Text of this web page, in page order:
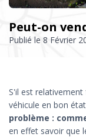
Peut-on
Publié le 8 Février
S'il est
véhicule en bon
problème :
en effet savoir que